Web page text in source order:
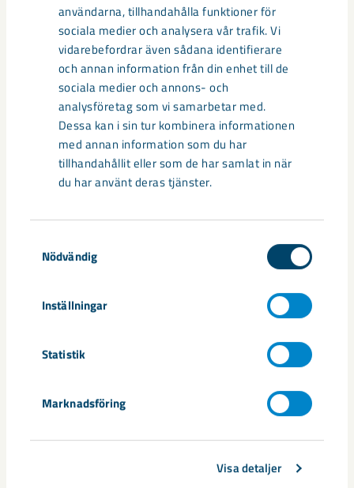
användarna, tillhandahålla funktioner för
sociala medier och analysera vår trafik. Vi
vidarebefordrar även sådana identifierare
och annan information från din enhet till de
sociala medier och annons- och
analysföretag som vi samarbetar med.
Dessa kan i sin tur kombinera informationen
med annan information som du har
tillhandahållit eller som de har samlat in när
du har använt deras tjänster.
Nödvändig
Inställningar
Statistik
Marknadsföring
Visa detaljer
Sibirien-området i gamla Kiruna
centrum avvecklas under 2026
Under sommaren 2026 fortsätter avveckling av fastigheter i
gamla Kiruna centrum på grund av den pågående gruvdriften
– bland annat ...
Handbollstalanger upptäckte en
annan sida av Kiruna
Kirunaborna fick under helgen uppleva handboll på hög nivå